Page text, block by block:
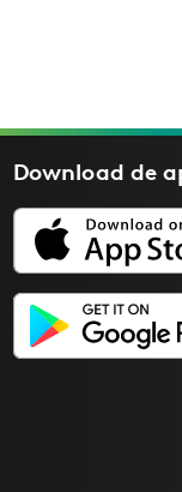
Download de